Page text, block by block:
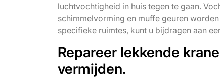
luchtvochtigheid in huis tegen te gaan.
schimmelvorming en muffe geuren
specifieke ruimtes, kunt u bijdragen aan
Repareer lekkende
vermijden.